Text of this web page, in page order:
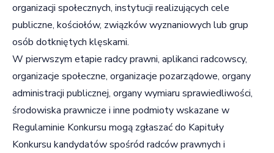
organizacji społecznych, instytucji realizujących cele
publiczne, kościołów, związków wyznaniowych lub grup
osób dotkniętych klęskami.
W pierwszym etapie radcy prawni, aplikanci radcowscy,
organizacje społeczne, organizacje pozarządowe, organy
administracji publicznej, organy wymiaru sprawiedliwości,
środowiska prawnicze i inne podmioty wskazane w
Regulaminie Konkursu mogą zgłaszać do Kapituły
Konkursu kandydatów spośród radców prawnych i